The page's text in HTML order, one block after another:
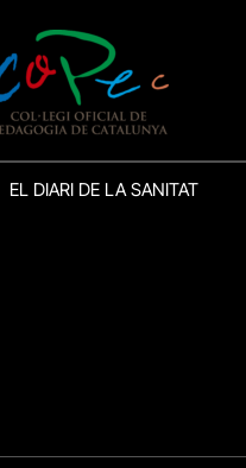
EL DIARI DE LA SANITAT